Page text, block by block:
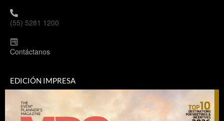
(55) 5281 1200
Contáctanos
EDICIÓN IMPRESA